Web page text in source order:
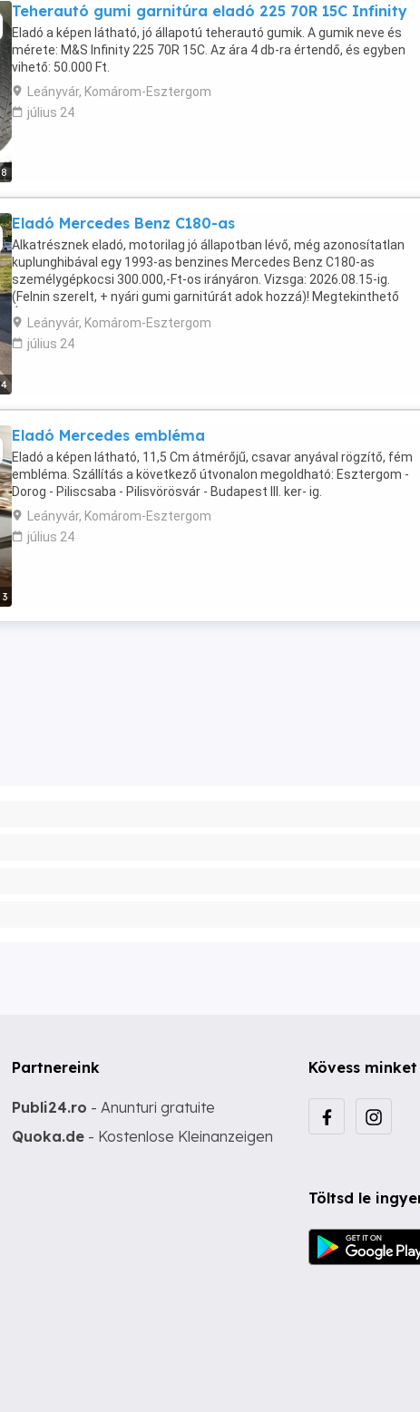
8
Teherautó gumi garnitúra eladó 225 70R 15C Infinity
Eladó a képen látható, jó állapotú teherautó gumik. A gumik neve és
mérete: M&S Infinity 225 70R 15C. Az ára 4 db-ra értendő, és egyben
vihető: 50.000 Ft.
Leányvár, Komárom-Esztergom
július 24
4
Eladó Mercedes Benz C180-as
Alkatrésznek eladó, motorilag jó állapotban lévő, még azonosítatlan
kuplunghibával egy 1993-as benzines Mercedes Benz C180-as
személygépkocsi 300.000,-Ft-os irányáron. Vizsga: 2026.08.15-ig.
(Felnin szerelt, + nyári gumi garnitúrát adok hozzá)! Megtekinthető
Újpesten, a Závodszky Zoltán utca 1-9 társasházsor ...
Leányvár, Komárom-Esztergom
július 24
3
Eladó Mercedes embléma
Eladó a képen látható, 11,5 Cm átmérőjű, csavar anyával rögzítő, fém
embléma. Szállítás a következő útvonalon megoldható: Esztergom -
Dorog - Piliscsaba - Pilisvörösvár - Budapest lll. ker- ig.
Leányvár, Komárom-Esztergom
július 24
Partnereink
Publi24.ro - Anunturi gratuite
Quoka.de - Kostenlose Kleinanzeigen
Kövess
Töltsd le